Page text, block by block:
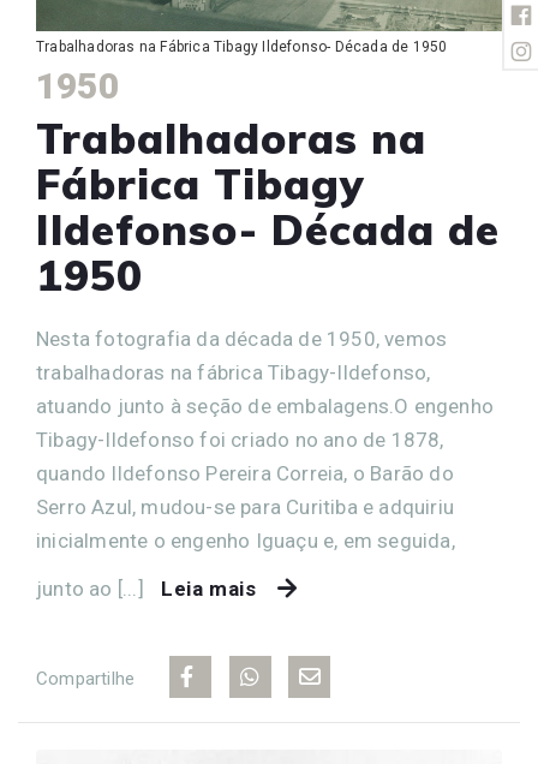
Trabalhadoras na Fábrica Tibagy Ildefonso- Década de 1950
1950
Trabalhadoras na
Fábrica Tibagy
Ildefonso- Década de
1950
Nesta fotografia da década de 1950, vemos
trabalhadoras na fábrica Tibagy-Ildefonso,
atuando junto à seção de embalagens.O engenho
Tibagy-Ildefonso foi criado no ano de 1878,
quando Ildefonso Pereira Correia, o Barão do
Serro Azul, mudou-se para Curitiba e adquiriu
inicialmente o engenho Iguaçu e, em seguida,
junto ao [...]
Leia mais
Compartilhe